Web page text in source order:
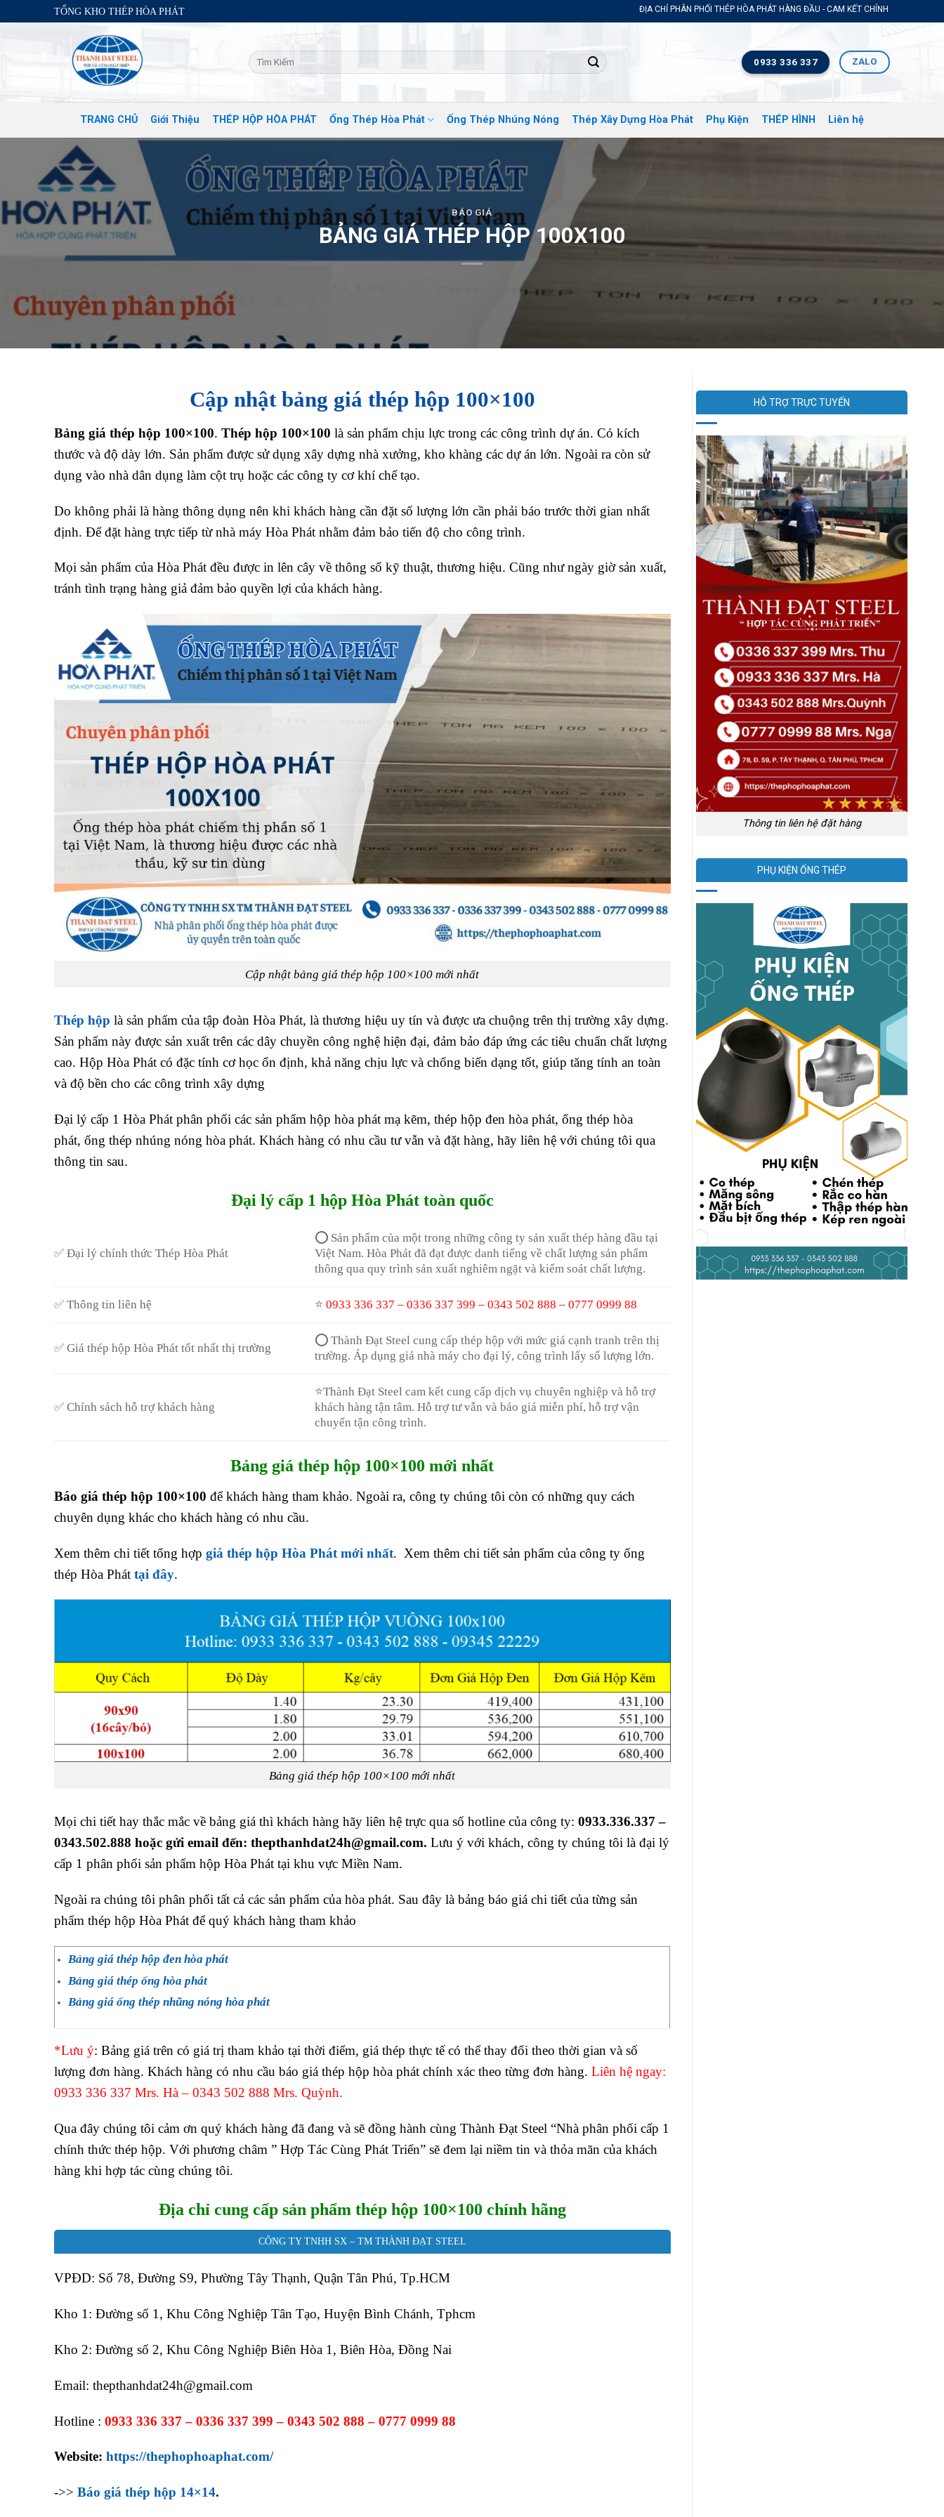
to
TỔNG KHO THÉP HÒA PHÁT ĐỊA CHỈ PHÂN PHỐI THÉP HÒA PHÁT HÀNG ĐẦU - CAM KẾT CHÍNH HÃNG GIÁ TỐT NHẤT THỊ
0933 336 337 ZALO
TRANG CHỦ Giới Thiệu THÉP HỘP HÒA PHÁT Ống Thép Hòa Phát Ống Thép Nhúng Nóng Thép Xây Dựng Hòa Phát Phụ Kiện THÉP HÌNH Liên hệ
BÁO GIÁ
BẢNG GIÁ THÉP HỘP 100X100
Cập nhật bảng giá thép hộp 100×100
Bảng giá thép hộp 100×100. Thép hộp 100×100 là sản phẩm chịu lực trong các công trình dự án. Có kích
thước và độ dày lớn. Sản phẩm được sử dụng xây dựng nhà xưởng, kho khàng các dự án lớn. Ngoài ra còn sử
dụng vào nhà dân dụng làm cột trụ hoặc các công ty cơ khí chế tạo.
Do không phải là hàng thông dụng nên khi khách hàng cần đặt số lượng lớn cần phải báo trước thời gian nhất
định. Để đặt hàng trực tiếp từ nhà máy Hòa Phát nhằm đảm bảo tiến độ cho công trình.
Mọi sản phẩm của Hòa Phát đều được in lên cây về thông số kỹ thuật, thương hiệu. Cũng như ngày giờ sản xuất,
tránh tình trạng hàng giả đảm bảo quyền lợi của khách hàng.
Cập nhật bảng giá thép hộp 100×100 mới nhất
Thép hộp là sản phẩm của tập đoàn Hòa Phát, là thương hiệu uy tín và được ưa chuộng trên thị trường xây dựng.
Sản phẩm này được sản xuất trên các dây chuyền công nghệ hiện đại, đảm bảo đáp ứng các tiêu chuẩn chất lượng
cao. Hộp Hòa Phát có đặc tính cơ học ổn định, khả năng chịu lực và chống biến dạng tốt, giúp tăng tính an toàn
và độ bền cho các công trình xây dựng
Đại lý cấp 1 Hòa Phát phân phối các sản phẩm hộp hòa phát mạ kẽm, thép hộp đen hòa phát, ống thép hòa
phát, ống thép nhúng nóng hòa phát. Khách hàng có nhu cầu tư vẫn và đặt hàng, hãy liên hệ với chúng tôi qua
thông tin sau.
Đại lý cấp 1 hộp Hòa Phát toàn quốc
✅ Đại lý chính thức Thép Hòa Phát
⭕ Sản phẩm của một trong những công ty sản xuất thép hàng đầu tại
Việt Nam. Hòa Phát đã đạt được danh tiếng về chất lượng sản phẩm
thông qua quy trình sản xuất nghiêm ngặt và kiểm soát chất lượng.
✅ Thông tin liên hệ ⭐0933 336 337 – 0336 337 399 – 0343 502 888 – 0777 0999 88
✅ Giá thép hộp Hòa Phát tốt nhất thị trường
⭕ Thành Đạt Steel cung cấp thép hộp với mức giá cạnh tranh trên thị
trường. Áp dụng giá nhà máy cho đại lý, công trình lấy số lượng lớn.
✅ Chính sách hỗ trợ khách hàng
⭐Thành Đạt Steel cam kết cung cấp dịch vụ chuyên nghiệp và hỗ trợ
khách hàng tận tâm. Hỗ trợ tư vẫn và báo giá miễn phí, hỗ trợ vận
chuyển tận công trình.
Bảng giá thép hộp 100×100 mới nhất
Báo giá thép hộp 100×100 để khách hàng tham khảo. Ngoài ra, công ty chúng tôi còn có những quy cách
chuyên dụng khác cho khách hàng có nhu cầu.
Xem thêm chi tiết tổng hợp giá thép hộp Hòa Phát mới nhất. Xem thêm chi tiết sản phẩm của công ty ống
thép Hòa Phát tại đây.
Bảng giá thép hộp 100×100 mới nhất
Mọi chi tiết hay thắc mắc về bảng giá thì khách hàng hãy liên hệ trực qua số hotline của công ty: 0933.336.337 –
0343.502.888 hoặc gửi email đến: thepthanhdat24h@gmail.com. Lưu ý với khách, công ty chúng tôi là đại lý
cấp 1 phân phối sản phẩm hộp Hòa Phát tại khu vực Miền Nam.
Ngoài ra chúng tôi phân phối tất cả các sản phẩm của hòa phát. Sau đây là bảng báo giá chi tiết của từng sản
phẩm thép hộp Hòa Phát để quý khách hàng tham khảo
Bảng giá thép hộp đen hòa phát
Bảng giá thép ống hòa phát
Bảng giá ống thép nhũng nóng hòa phát
*Lưu ý: Bảng giá trên có giá trị tham khảo tại thời điểm, giá thép thực tế có thể thay đổi theo thời gian và số
lượng đơn hàng. Khách hàng có nhu cầu báo giá thép hộp hòa phát chính xác theo từng đơn hàng. Liên hệ ngay:
0933 336 337 Mrs. Hà – 0343 502 888 Mrs. Quỳnh.
Qua đây chúng tôi cảm ơn quý khách hàng đã đang và sẽ đồng hành cùng Thành Đạt Steel “Nhà phân phối cấp 1
chính thức thép hộp. Với phương châm ” Hợp Tác Cùng Phát Triển” sẽ đem lại niềm tin và thỏa mãn của khách
hàng khi hợp tác cùng chúng tôi.
Địa chỉ cung cấp sản phẩm thép hộp 100×100 chính hãng
CÔNG TY TNHH SX – TM THÀNH ĐẠT STEEL
VPĐD: Số 78, Đường S9, Phường Tây Thạnh, Quận Tân Phú, Tp.HCM
Kho 1: Đường số 1, Khu Công Nghiệp Tân Tạo, Huyện Bình Chánh, Tphcm
Kho 2: Đường số 2, Khu Công Nghiệp Biên Hòa 1, Biên Hòa, Đồng Nai
Email: thepthanhdat24h@gmail.com
Hotline : 0933 336 337 – 0336 337 399 – 0343 502 888 – 0777 0999 88
Website: https://thephophoaphat.com/
->> Báo giá thép hộp 14×14.
HỖ TRỢ TRỰC TUYẾN
Thông tin liên hệ đặt hàng
PHỤ KIỆN ỐNG THÉP